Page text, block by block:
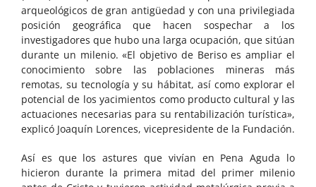
arqueológicos de gran antigüedad y con una privilegiada
posición geográfica que hacen sospechar a los
investigadores que hubo una larga ocupación, que sitúan
durante un milenio. «El objetivo de Beriso es ampliar el
conocimiento sobre las poblaciones mineras más
remotas, su tecnología y su hábitat, así como explorar el
potencial de los yacimientos como producto cultural y las
actuaciones necesarias para su rentabilización turística»,
explicó Joaquín Lorences, vicepresidente de la Fundación.
Así es que los astures que vivían en Pena Aguda lo
hicieron durante la primera mitad del primer milenio